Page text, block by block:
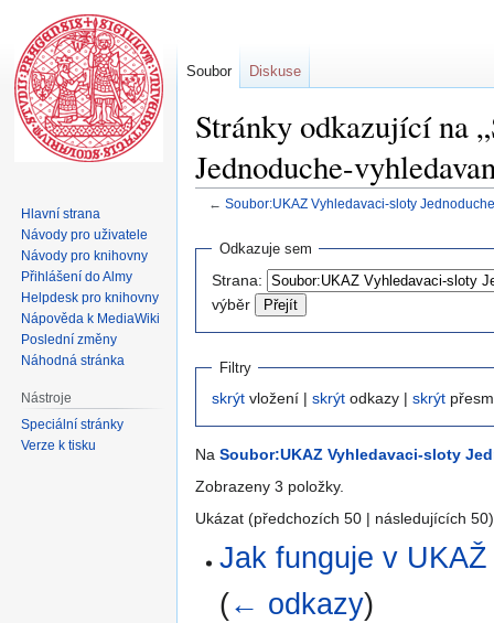
Stránky odkazující na
Jednoduche-
← Soubor:UKAZ Vyhledavaci-sloty
Skočit
navigaci
Skočit
vyhledávání
Odkazuje sem
Strana:
výběr
Filtry
skrýt vložení | skrýt odkazy | skrýt
Na Soubor:UKAZ Vyhledavaci-sloty
Zobrazeny 3 položky.
Ukázat (předchozích 50 | následujících
Jak funguje v
(← odkazy)
Soubor Diskuse
Hlavní strana
Návody pro uživatele
Návody pro knihovny
Přihlášení do Almy
Helpdesk pro knihovny
Nápověda k MediaWiki
Poslední změny
Náhodná stránka
Nástroje
Speciální stránky
Verze k tisku